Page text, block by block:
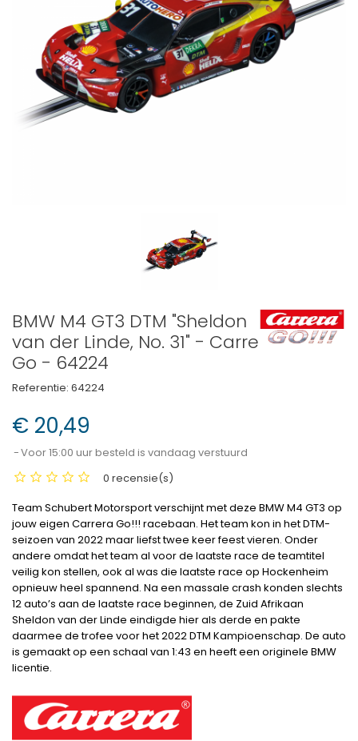
BMW M4 GT3 DTM "Sheldon
van der Linde, No. 31" - Carrera
Go - 64224
Referentie: 64224
€ 20,49
Voor 15:00 uur besteld is vandaag verstuurd
0 recensie(s)
Team Schubert Motorsport verschijnt met deze BMW M4 GT3 op
jouw eigen Carrera Go!!! racebaan. Het team kon in het DTM-
seizoen van 2022 maar liefst twee keer feest vieren. Onder
andere omdat het team al voor de laatste race de teamtitel
veilig kon stellen, ook al was die laatste race op Hockenheim
opnieuw heel spannend. Na een massale crash konden slechts
12 auto’s aan de laatste race beginnen, de Zuid Afrikaan
Sheldon van der Linde eindigde hier als derde en pakte
daarmee de trofee voor het 2022 DTM Kampioenschap. De auto
is gemaakt op een schaal van 1:43 en heeft een originele BMW
licentie.